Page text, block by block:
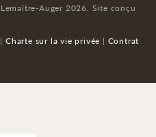
Auger 2026. Site conçu
| Charte sur la vie privée | Contrat